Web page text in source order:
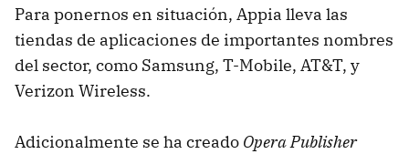
Para ponernos en situación, Appia lleva las
tiendas de aplicaciones de importantes nombres
del sector, como Samsung, T-Mobile, AT&T, y
Verizon Wireless.
Adicionalmente se ha creado Opera Publisher